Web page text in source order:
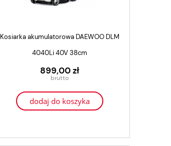
Kosiarka akumulatorowa DAEWOO DLM
4040Li 40V 38cm
899,00 zł
dodaj do koszyka